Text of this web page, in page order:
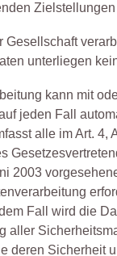
Zielstellungen
Gesellschaft
unterliegen
kann mit
jeden Fall
alle im Art. 4,
2003
Fall wird die
aller
deren Sicherheit